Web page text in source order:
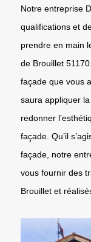
Notre entreprise
qualifications et
prendre en main
de Brouillet
façade que vous
saura appliquer
redonner
façade. Qu’il
façade, notre
vous fournir des
Brouillet et